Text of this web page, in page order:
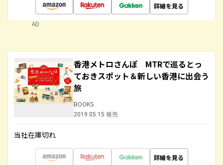
詳細を見る
AD
香港メトロさんぽ MTRで巡るとっ
ておきスポット＆新しい香港に出会う
旅
BOOKS
2019.05.15 発売
当社在庫切れ
詳細を見る